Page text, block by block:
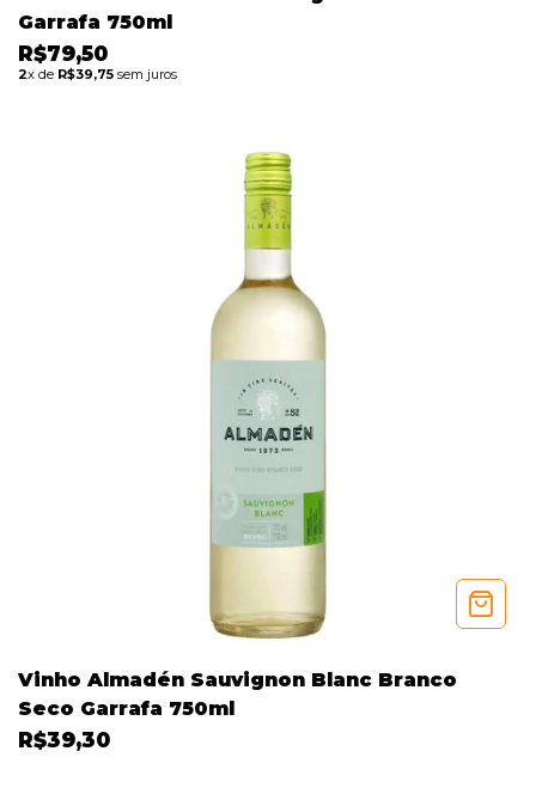
Garrafa 750ml
R$79,50
2x de R$39,75 sem juros
Vinho Almadén Sauvignon Blanc Branco
Seco Garrafa 750ml
R$39,30